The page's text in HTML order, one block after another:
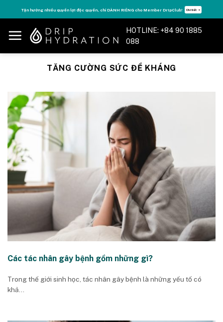
to
content
Tận hưởng nhiều quyền lợi độc quyền, chỉ DÀNH RIÊNG cho Member DripClub! Chi tiết ➝
HOTLINE: +84 90 1885
088
TĂNG CƯỜNG SỨC ĐỀ KHÁNG
Các tác nhân gây bệnh gồm những gì?
Trong thế giới sinh học, tác nhân gây bệnh là những yếu tố có
khả...